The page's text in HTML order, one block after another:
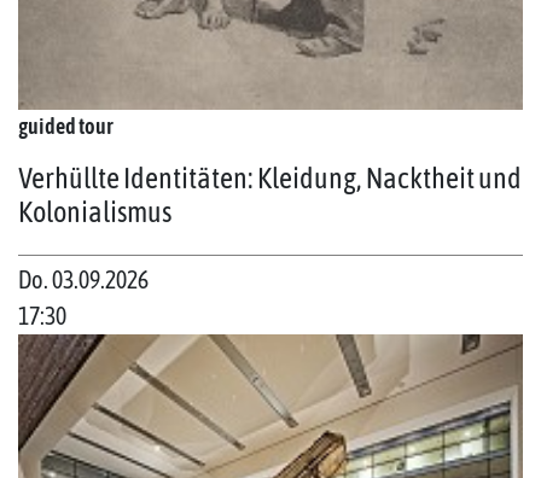
guided tour
Verhüllte Identitäten: Kleidung, Nacktheit und
Kolonialismus
Do. 03.09.2026
17:30